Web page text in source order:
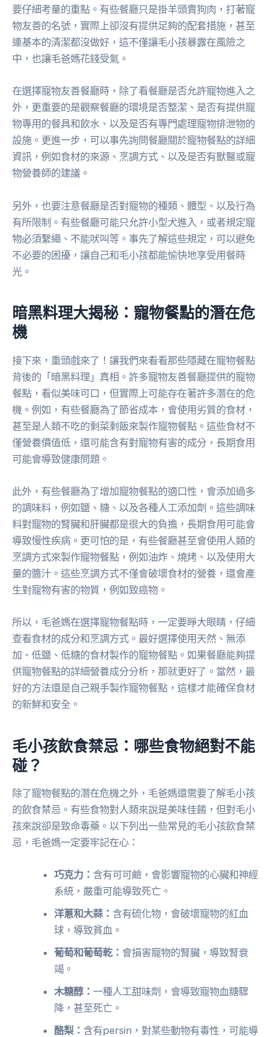
要仔細考量的重點。有些餐廳只是掛羊頭賣狗肉，打著寵
物友善的名號，實際上卻沒有提供足夠的配套措施，甚至
連基本的清潔都沒做好，這不僅讓毛小孩暴露在風險之
中，也讓毛爸媽花錢受氣。
在選擇寵物友善餐廳時，除了看餐廳是否允許寵物進入之
外，更重要的是觀察餐廳的環境是否整潔、是否有提供寵
物專用的餐具和飲水、以及是否有專門處理寵物排泄物的
設施。更進一步，可以事先詢問餐廳關於寵物餐點的詳細
資訊，例如食材的來源、烹調方式、以及是否有獸醫或寵
物營養師的建議。
另外，也要注意餐廳是否對寵物的種類、體型、以及行為
有所限制。有些餐廳可能只允許小型犬進入，或者規定寵
物必須繫繩、不能吠叫等。事先了解這些規定，可以避免
不必要的困擾，讓自己和毛小孩都能愉快地享受用餐時
光。
暗黑料理大揭秘：寵物餐點的潛在危
機
接下來，重頭戲來了！讓我們來看看那些隱藏在寵物餐點
背後的「暗黑料理」真相。許多寵物友善餐廳提供的寵物
餐點，看似美味可口，但實際上可能存在著許多潛在的危
機。例如，有些餐廳為了節省成本，會使用劣質的食材，
甚至是人類不吃的剩菜剩飯來製作寵物餐點。這些食材不
僅營養價值低，還可能含有對寵物有害的成分，長期食用
可能會導致健康問題。
此外，有些餐廳為了增加寵物餐點的適口性，會添加過多
的調味料，例如鹽、糖、以及各種人工添加劑。這些調味
料對寵物的腎臟和肝臟都是很大的負擔，長期食用可能會
導致慢性疾病。更可怕的是，有些餐廳甚至會使用人類的
烹調方式來製作寵物餐點，例如油炸、燒烤、以及使用大
量的醬汁。這些烹調方式不僅會破壞食材的營養，還會產
生對寵物有害的物質，例如致癌物。
所以，毛爸媽在選擇寵物餐點時，一定要睜大眼睛，仔細
查看食材的成分和烹調方式。最好選擇使用天然、無添
加、低鹽、低糖的食材製作的寵物餐點。如果餐廳能夠提
供寵物餐點的詳細營養成分分析，那就更好了。當然，最
好的方法還是自己親手製作寵物餐點，這樣才能確保食材
的新鮮和安全。
毛小孩飲食禁忌：哪些食物絕對不能
碰？
除了寵物餐點的潛在危機之外，毛爸媽還需要了解毛小孩
的飲食禁忌。有些食物對人類來說是美味佳餚，但對毛小
孩來說卻是致命毒藥。以下列出一些常見的毛小孩飲食禁
忌，毛爸媽一定要牢記在心：
巧克力： 含有可可鹼，會影響寵物的心臟和神經
系統，嚴重可能導致死亡。
洋蔥和大蒜： 含有硫化物，會破壞寵物的紅血
球，導致貧血。
葡萄和葡萄乾： 會損害寵物的腎臟，導致腎衰
竭。
木糖醇：一種人工甜味劑，會導致寵物血糖驟
降，甚至死亡。
酪梨： 含有persin，對某些動物有毒性，可能導